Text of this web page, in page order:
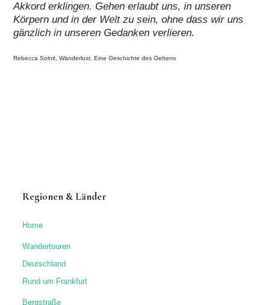
Akkord erklingen. Gehen erlaubt uns, in unseren
Körpern und in der Welt zu sein, ohne dass wir uns
gänzlich in unseren Gedanken verlieren.
Rebecca Solnit, Wanderlust. Eine Geschichte des Gehens
Regionen & Länder
Home
Wandertouren
Deutschland
Rund um Frankfurt
Bergstraße